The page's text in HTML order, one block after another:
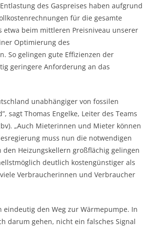
des Gaspreises haben aufgrund
für die gesamte
etwa beim mittleren Preisniveau unserer
Optimierung des
So gelingen gute Effizienzen der
geringere Anforderung an das
unabhängiger von fossilen
sagt Thomas Engelke, Leiter des Teams
„Auch Mieterinnen und Mieter können
muss nun die notwendigen
Heizungskellern großflächig gelingen
deutlich kostengünstiger als
Verbraucherinnen und Verbraucher
eindeutig den Weg zur Wärmepumpe. In
darum gehen, nicht ein falsches Signal